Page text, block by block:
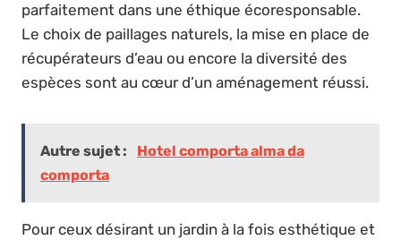
parfaitement dans une éthique écoresponsable.
Le choix de paillages naturels, la mise en place de
récupérateurs d’eau ou encore la diversité des
espèces sont au cœur d’un aménagement réussi.
Autre sujet :
Hotel comporta alma da
comporta
Pour ceux désirant un jardin à la fois esthétique et